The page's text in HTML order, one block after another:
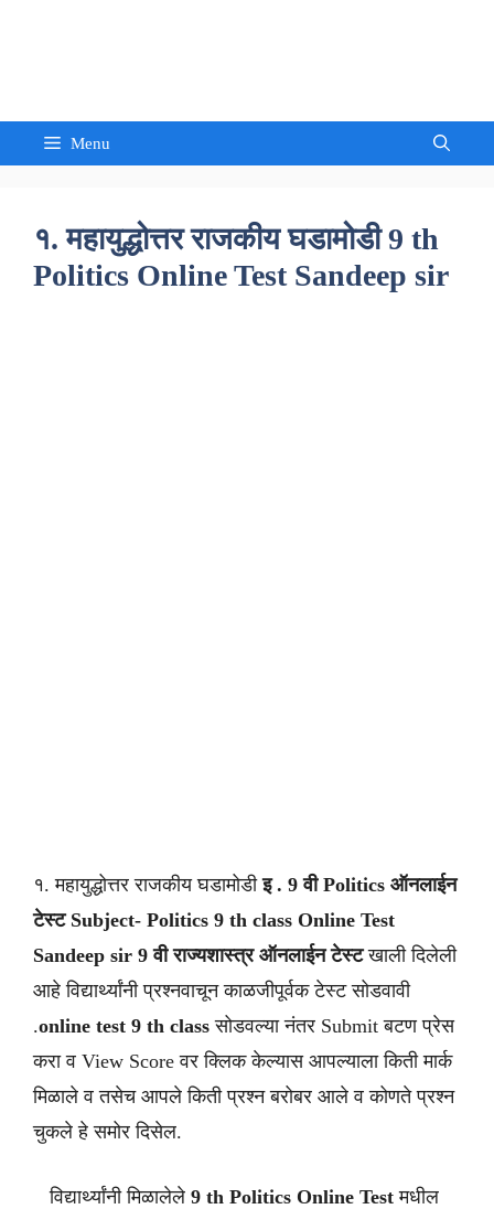
Menu
१. महायुद्धोत्तर राजकीय घडामोडी 9 th
Politics Online Test Sandeep sir
१. महायुद्धोत्तर राजकीय घडामोडीइ . 9 वी Politics ऑनलाईन
टेस्ट Subject- Politics 9 th class Online Test
Sandeep sir 9 वी राज्यशास्त्र ऑनलाईन टेस्टखाली दिलेली
आहे विद्यार्थ्यांनी प्रश्नवाचून काळजीपूर्वक टेस्ट सोडवावी
.online test 9 th class सोडवल्या नंतर Submit बटण प्रेस
करा व View Score वर क्लिक केल्यास आपल्याला किती मार्क
मिळाले व तसेच आपले किती प्रश्न बरोबर आले व कोणते प्रश्न
चुकले हे समोर दिसेल.
विद्यार्थ्यांनी मिळालेले 9 th Politics Online Test मधील